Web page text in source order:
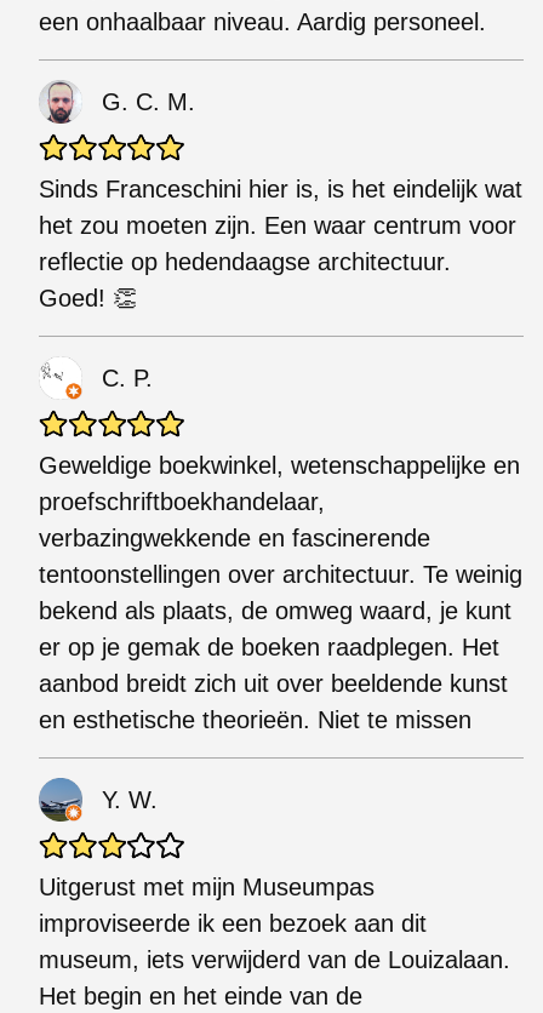
een onhaalbaar niveau. Aardig personeel.
G. C. M.
Sinds Franceschini hier is, is het eindelijk wat
het zou moeten zijn. Een waar centrum voor
reflectie op hedendaagse architectuur.
Goed! 👏
C. P.
Geweldige boekwinkel, wetenschappelijke en
proefschriftboekhandelaar,
verbazingwekkende en fascinerende
tentoonstellingen over architectuur. Te weinig
bekend als plaats, de omweg waard, je kunt
er op je gemak de boeken raadplegen. Het
aanbod breidt zich uit over beeldende kunst
en esthetische theorieën. Niet te missen
Y. W.
Uitgerust met mijn Museumpas
improviseerde ik een bezoek aan dit
museum, iets verwijderd van de Louizalaan.
Het begin en het einde van de